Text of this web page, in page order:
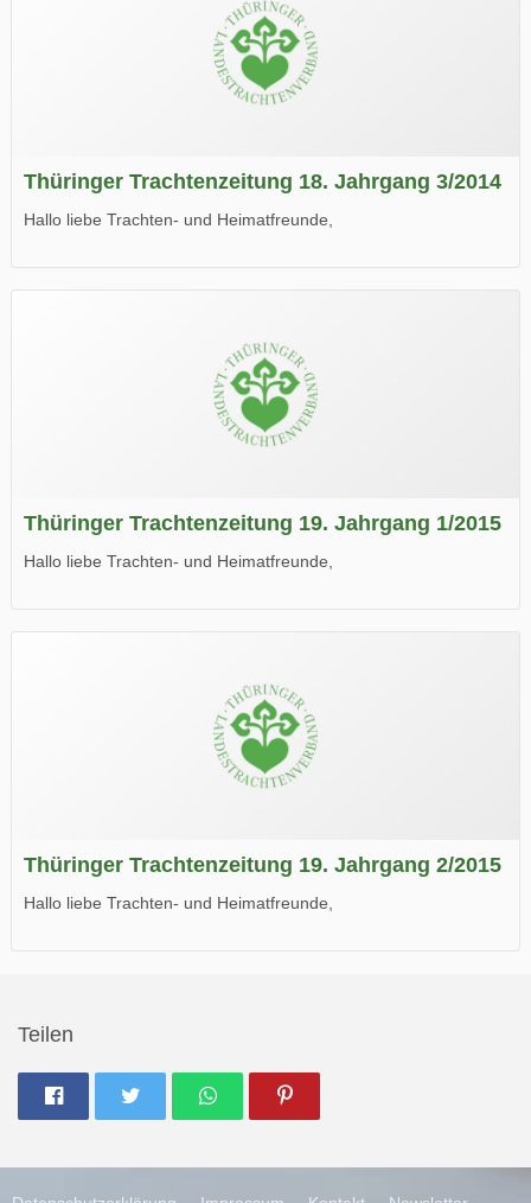
Thüringer Trachtenzeitung 18. Jahrgang 3/2014
Hallo liebe Trachten- und Heimatfreunde,
Wir wünschen Euch viel Spaß beim Lesen.
Thüringer Trachtenzeitung 19. Jahrgang 1/2015
Hallo liebe Trachten- und Heimatfreunde,
Wir wünschen Euch viel Spaß beim Lesen.
Thüringer Trachtenzeitung 19. Jahrgang 2/2015
Hallo liebe Trachten- und Heimatfreunde,
Teilen